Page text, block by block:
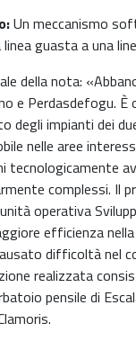
Un meccanismo
guasta a una
della nota:
e Perdasdefogu.
degli impianti dei
nelle aree
tecnologicamente
complessi.
operativa
efficienza
difficoltà nel
realizzata
pensile di